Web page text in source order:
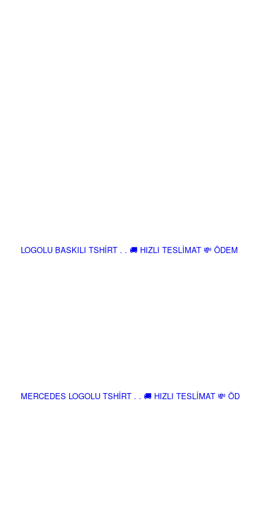
LOGOLU BASKILI TSHİRT . . 🚚 HIZLI TESLİMAT 💸 ÖDEM
MERCEDES LOGOLU TSHİRT . . 🚚 HIZLI TESLİMAT 💸 ÖD